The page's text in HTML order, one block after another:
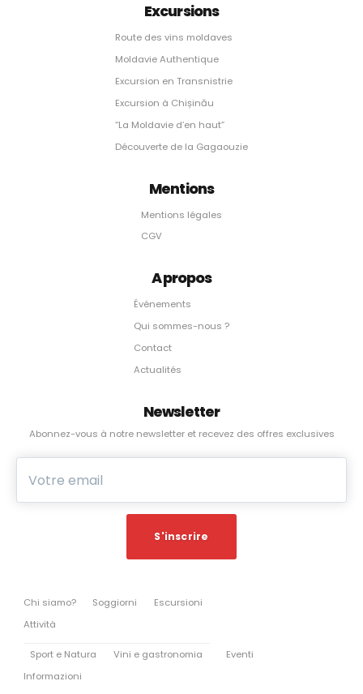
Excursions
Route des vins moldaves
Moldavie Authentique
Excursion en Transnistrie
Excursion à Chișinău
“La Moldavie d’en haut”
Découverte de la Gagaouzie
Mentions
Mentions légales
CGV
A propos
Événements
Qui sommes-nous ?
Contact
Actualités
Newsletter
Abonnez-vous à notre newsletter et recevez des offres exclusives
Chi siamo? Soggiorni
Escursioni
Attività
Sport e Natura Vini e gastronomia
Eventi
Informazioni